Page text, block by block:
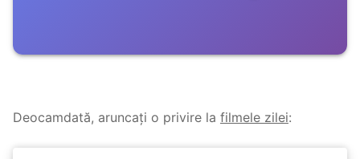
Deocamdată, aruncați o privire la filmele zilei: